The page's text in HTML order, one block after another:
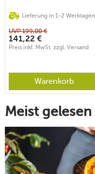
Lieferung in 1-2 Werktagen
UVP199,00 €
141,22 €
Preis inkl. MwSt. zzgl. Versand
Warenkorb
Meist gelesen